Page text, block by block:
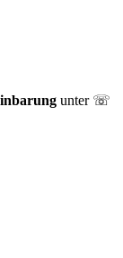
unter ☏